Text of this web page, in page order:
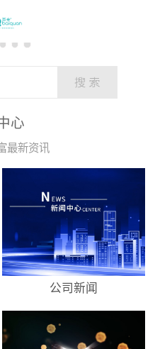
心
最新资讯
公司新闻